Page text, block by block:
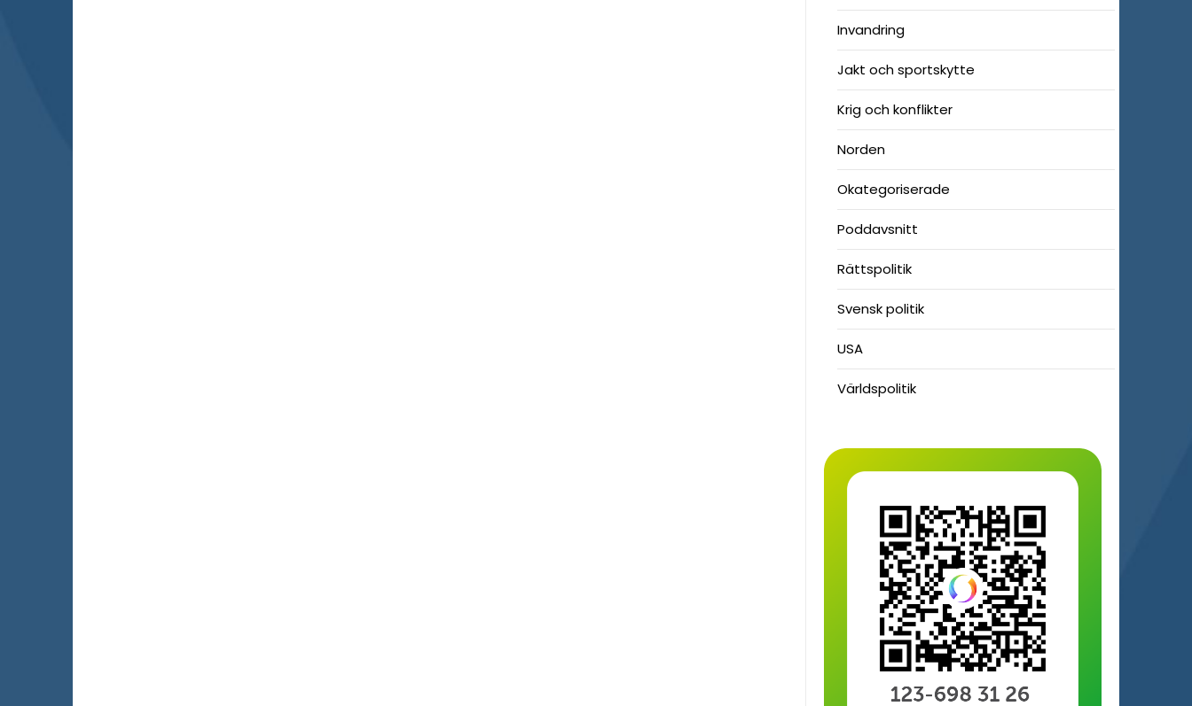
Invandring
Jakt och sportskytte
Krig och konflikter
Norden
Okategoriserade
Poddavsnitt
Rättspolitik
Svensk politik
USA
Världspolitik